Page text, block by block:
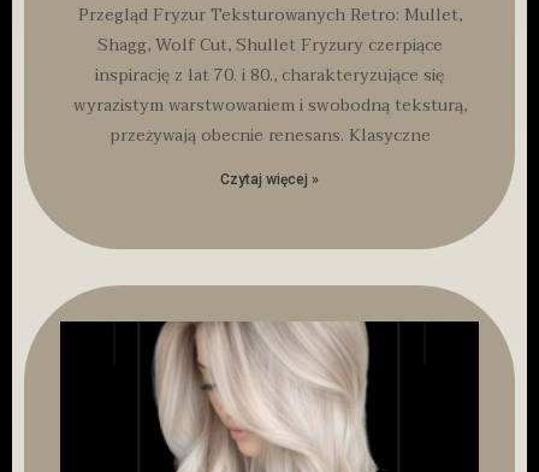
Przegląd Fryzur Teksturowanych Retro: Mullet,
Shagg, Wolf Cut, Shullet Fryzury czerpiące
inspirację z lat 70. i 80., charakteryzujące się
wyrazistym warstwowaniem i swobodną teksturą,
przeżywają obecnie renesans. Klasyczne
Czytaj więcej »